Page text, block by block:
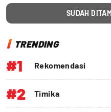
SUDAH
TRENDING
#1 Rekomendasi
#2 Timika